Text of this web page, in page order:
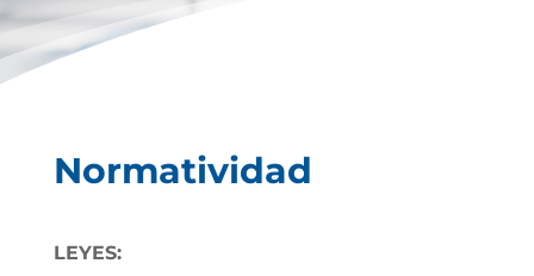
Normatividad
LEYES: